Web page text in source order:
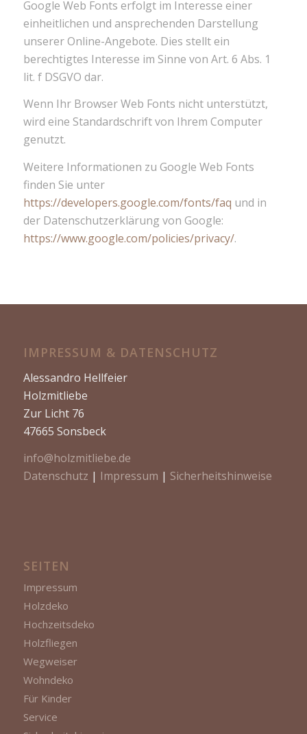
Google Web Fonts erfolgt im Interesse einer
einheitlichen und ansprechenden Darstellung
unserer Online-Angebote. Dies stellt ein
berechtigtes Interesse im Sinne von Art. 6 Abs. 1
lit. f DSGVO dar.
Wenn Ihr Browser Web Fonts nicht unterstützt,
wird eine Standardschrift von Ihrem Computer
genutzt.
Weitere Informationen zu Google Web Fonts
finden Sie unter
https://developers.google.com/fonts/faq und in
der Datenschutzerklärung von Google:
https://www.google.com/policies/privacy/.
IMPRESSUM & DATENSCHUTZ
Alessandro Hellfeier
Holzmitliebe
Zur Licht 76
47665 Sonsbeck
info@holzmitliebe.de
Datenschutz | Impressum | Sicherheitshinweise
SEITEN
Impressum
Holzdeko
Hochzeitsdeko
Holzfliegen
Wegweiser
Wohndeko
Für Kinder
Service